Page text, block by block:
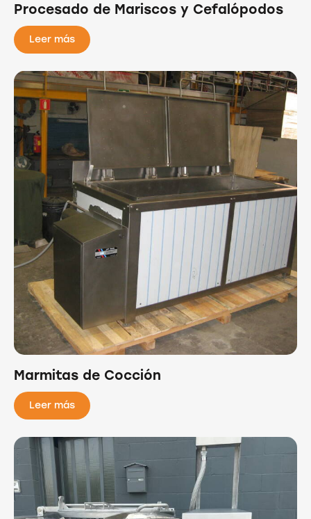
Procesado de Mariscos y Cefalópodos
Leer más
Marmitas de Cocción
Leer más